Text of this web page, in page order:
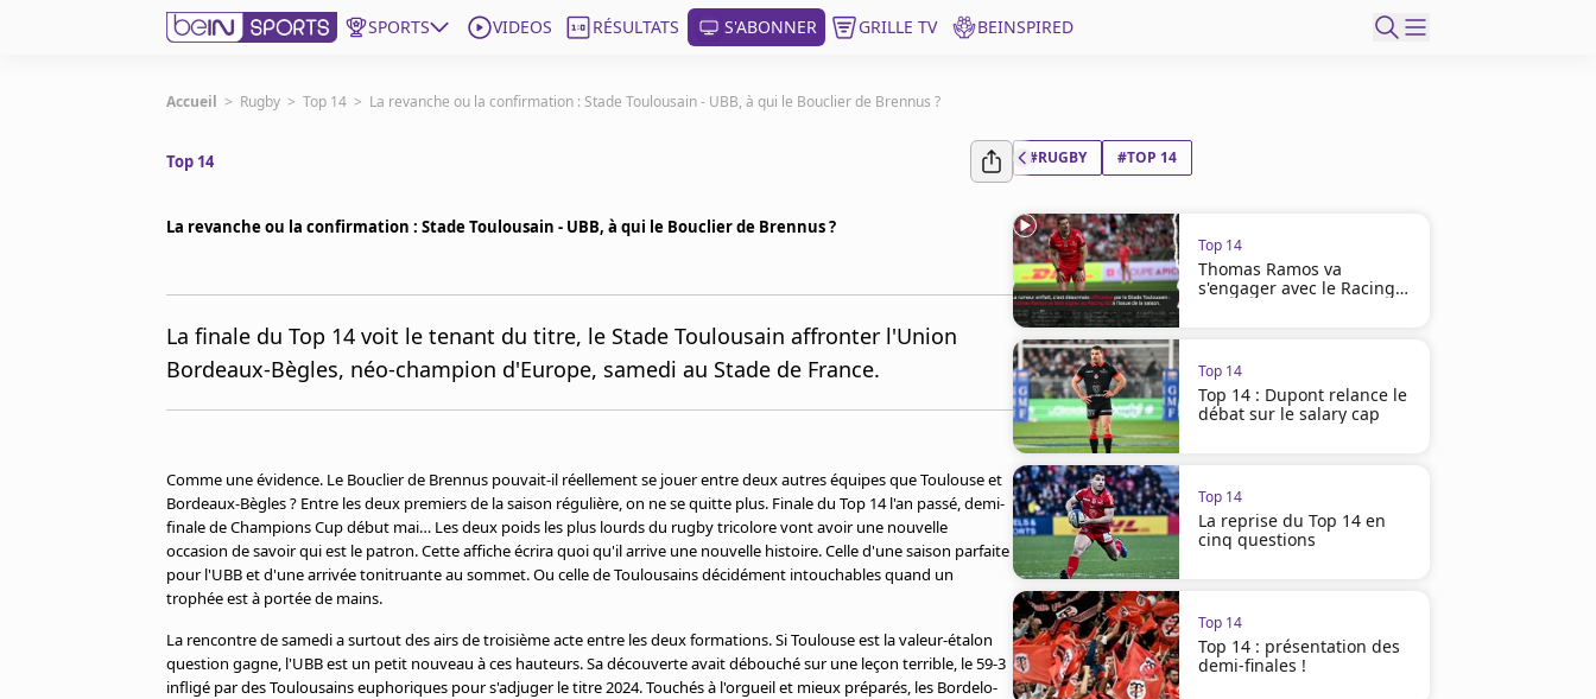
SPORTS VIDEOS RÉSULTATS S'ABONNER GRILLE TV BEINSPIRED
beIN SPORTS CONNECT
Gérer les notifications
Contactez nous
Mentions légales
Protection des données
Paramétrer mon consentement
Accueil > Rugby > Top 14 > La revanche ou la confirmation : Stade Toulousain - UBB, à qui le Bouclier de Brennus ?
Top 14
La revanche ou la confirmation : Stade Toulousain - UBB, à qui le Bouclier de Brennus ?
La finale du Top 14 voit le tenant du titre, le Stade Toulousain affronter l'Union
Bordeaux-Bègles, néo-champion d'Europe, samedi au Stade de France.
Comme une évidence. Le Bouclier de Brennus pouvait-il réellement se jouer entre deux autres équipes que Toulouse et
Bordeaux-Bègles ? Entre les deux premiers de la saison régulière, on ne se quitte plus. Finale du Top 14 l'an passé, demi-
finale de Champions Cup début mai… Les deux poids les plus lourds du rugby tricolore vont avoir une nouvelle
occasion de savoir qui est le patron. Cette affiche écrira quoi qu'il arrive une nouvelle histoire. Celle d'une saison parfaite
pour l'UBB et d'une arrivée tonitruante au sommet. Ou celle de Toulousains décidément intouchables quand un
trophée est à portée de mains.
La rencontre de samedi a surtout des airs de troisième acte entre les deux formations. Si Toulouse est la valeur-étalon
question gagne, l'UBB est un petit nouveau à ces hauteurs. Sa découverte avait débouché sur une leçon terrible, le 59-3
infligé par des Toulousains euphoriques pour s'adjuger le titre 2024. Touchés à l'orgueil et mieux préparés, les Bordelo-
#RUGBY #TOP 14
Top 14
Thomas Ramos va
s'engager avec le Racing
Top 14
Top 14 : Dupont relance le
débat sur le salary cap
Top 14
La reprise du Top 14 en
cinq questions
Top 14
Top 14 : présentation des
demi-finales !